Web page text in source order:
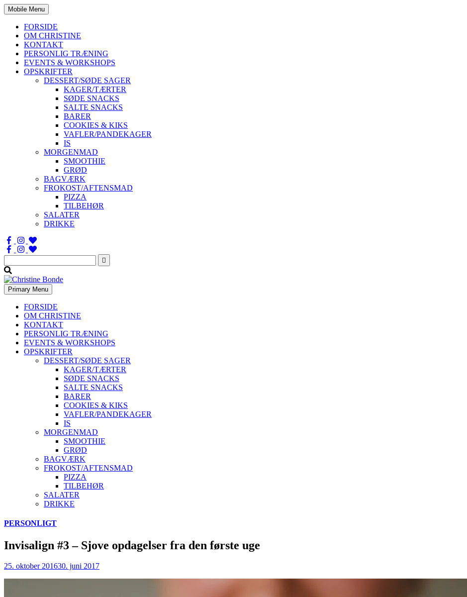
Mobile Menu
FORSIDE
OM CHRISTINE
KONTAKT
PERSONLIG TRÆNING
EVENTS & WORKSHOPS
OPSKRIFTER
DESSERT/SØDE SAGER
KAGER/TÆRTER
SØDE SNACKS
SALTE SNACKS
BARER
COOKIES & KIKS
VAFLER/PANDEKAGER
IS
MORGENMAD
SMOOTHIE
GRØD
BAGVÆRK
FROKOST/AFTENSMAD
PIZZA
TILBEHØR
SALATER
DRIKKE
Søg
efter:
Primary Menu
FORSIDE
OM CHRISTINE
KONTAKT
PERSONLIG TRÆNING
EVENTS & WORKSHOPS
OPSKRIFTER
DESSERT/SØDE SAGER
KAGER/TÆRTER
SØDE SNACKS
SALTE SNACKS
BARER
COOKIES & KIKS
VAFLER/PANDEKAGER
IS
MORGENMAD
SMOOTHIE
GRØD
BAGVÆRK
FROKOST/AFTENSMAD
PIZZA
TILBEHØR
SALATER
DRIKKE
Skip
content
PERSONLIGT
Invisalign #3 – Sjove opdagelser fra den første uge
25. oktober 201630. juni 2017